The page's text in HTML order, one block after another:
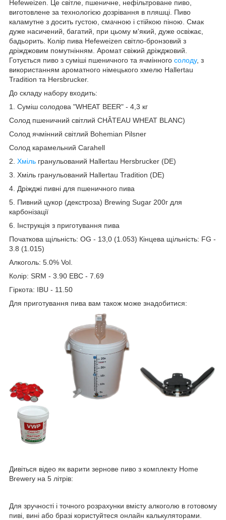
Hefeweizen. Це світле, пшеничне, нефільтроване пиво,
виготовлене за технологією дозрівання в пляшці. Пиво
каламутне з досить густою, смачною і стійкою піною. Смак
дуже насичений, багатий, при цьому м'який, дуже освіжає,
бадьорить. Колір пива Hefeweizen світло-бронзовий з
дріжджовим помутнінням. Аромат свіжий дріжджовий.
Готується пиво з суміші пшеничного та ячмінного солоду, з
використанням ароматного німецького хмелю Hallertau
Tradition та Hersbrucker.
До складу набору входить:
1. Суміш солодова "WHEAT BEER" - 4,3 кг
Солод пшеничний світлий CHÂTEAU WHEAT BLANC)
Солод ячмінний світлий Bohemian Pilsner
Солод карамельний Carahell
2. Хміль гранульований Hallertau Hersbrucker (DE)
3. Хміль гранульований Hallertau Tradition (DE)
4. Дріжджі пивні для пшеничного пива
5. Пивний цукор (декстроза) Brewing Sugar 200г для
карбонізації
6. Інструкція з приготування пива
Початкова щільність: OG - 13,0 (1.053) Кінцева щільність: FG -
3.8 (1.015)
Алкоголь: 5.0% Vol.
Колір: SRM - 3.90 EBC - 7.69
Гіркота: IBU - 11.50
Для приготування пива вам також може знадобитися:
Дивіться відео як варити зернове пиво з комплекту Home
Brewery на 5 літрів:
Для зручності і точного розрахунки вмісту алкоголю в готовому
пиві, вині або бразі користуйтеся онлайн калькуляторами.